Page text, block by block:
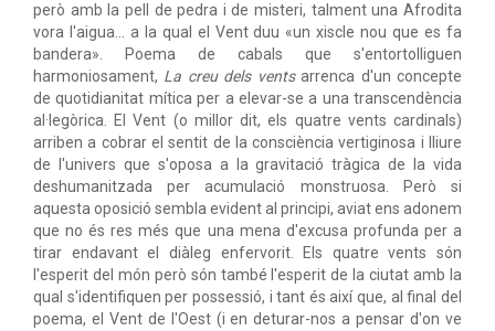
però amb la pell de pedra i de misteri, talment una Afrodita
vora l'aigua... a la qual el Vent duu «un xiscle nou que es fa
bandera». Poema de cabals que s'entortolliguen
harmoniosament, La creu dels ventsarrenca d'un concepte
de quotidianitat mítica per a elevar-se a una transcendència
al·legòrica. El Vent (o millor dit, els quatre vents cardinals)
arriben a cobrar el sentit de la consciència vertiginosa i lliure
de l'univers que s'oposa a la gravitació tràgica de la vida
deshumanitzada per acumulació monstruosa. Però si
aquesta oposició sembla evident al principi, aviat ens adonem
que no és res més que una mena d'excusa profunda per a
tirar endavant el diàleg enfervorit. Els quatre vents són
l'esperit del món però són també l'esperit de la ciutat amb la
qual s'identifiquen per possessió, i tant és així que, al final del
poema, el Vent de l'Oest (i en deturar-nos a pensar d'on ve